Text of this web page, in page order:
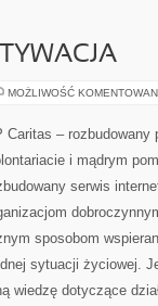
MOŻLIWOŚĆ
Caritas – rozbudowany
i mądrym
serwis
sposobom
sytuacji życiowej.
wiedzę dotyczące